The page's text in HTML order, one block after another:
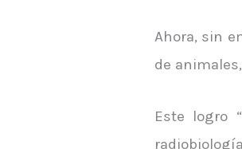
Ahora, sin
de
Este logro